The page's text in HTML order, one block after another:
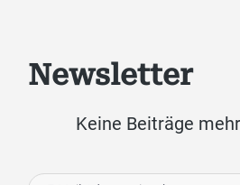
Newsletter
Keine Beiträge